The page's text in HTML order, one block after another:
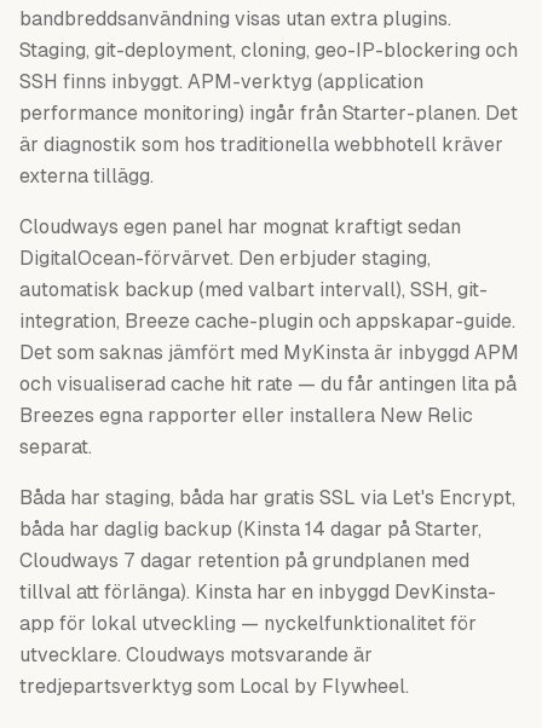
bandbreddsanvändning visas utan extra plugins.
Staging, git-deployment, cloning, geo-IP-blockering och
SSH finns inbyggt. APM-verktyg (application
performance monitoring) ingår från Starter-planen. Det
är diagnostik som hos traditionella webbhotell kräver
externa tillägg.
Cloudways egen panel har mognat kraftigt sedan
DigitalOcean-förvärvet. Den erbjuder staging,
automatisk backup (med valbart intervall), SSH, git-
integration, Breeze cache-plugin och appskapar-guide.
Det som saknas jämfört med MyKinsta är inbyggd APM
och visualiserad cache hit rate — du får antingen lita på
Breezes egna rapporter eller installera New Relic
separat.
Båda har staging, båda har gratis SSL via Let's Encrypt,
båda har daglig backup (Kinsta 14 dagar på Starter,
Cloudways 7 dagar retention på grundplanen med
tillval att förlänga). Kinsta har en inbyggd DevKinsta-
app för lokal utveckling — nyckelfunktionalitet för
utvecklare. Cloudways motsvarande är
tredjepartsverktyg som Local by Flywheel.